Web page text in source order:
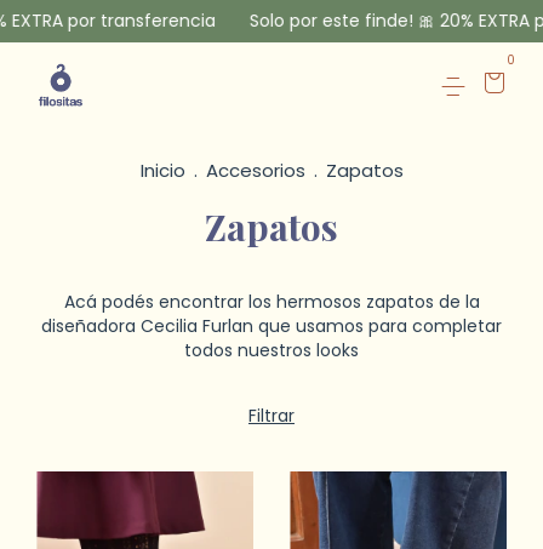
por transferencia Solo por este finde! 🎀 20% EXTRA
0
Inicio . Accesorios . Zapatos
Zapatos
Acá podés encontrar los hermosos zapatos de la
diseñadora Cecilia Furlan que usamos para completar
todos nuestros looks
Filtrar